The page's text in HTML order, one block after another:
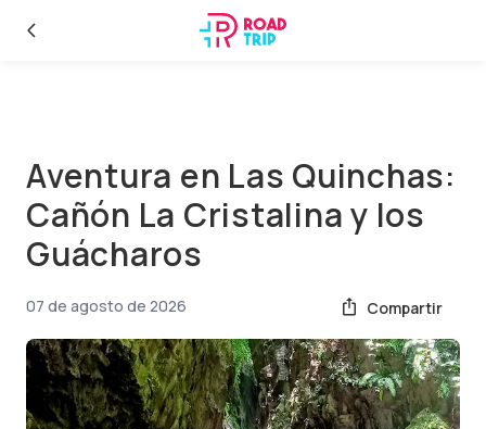
Aventura en Las Quinchas:
Cañón La Cristalina y los
Guácharos
07 de agosto de 2026 Compartir